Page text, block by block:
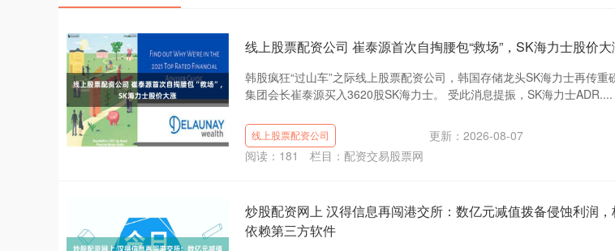
线上股票配资公司 崔泰源首次自掏腰包“救场”，SK海力士股价
韩股疯狂“过山车”之际线上股票配资公司，韩国存储龙头SK海力士再传重
集团会长崔泰源买入3620股SK海力士。 受此消息提振，SK海力士ADR....
线上股票配资公司 更新：2026-08-07
阅读： 181 栏目： 配资交易股票网
炒股配资网上 汉得信息再闯港交所：数亿元减值拨备侵蚀利润
依赖第三方软件